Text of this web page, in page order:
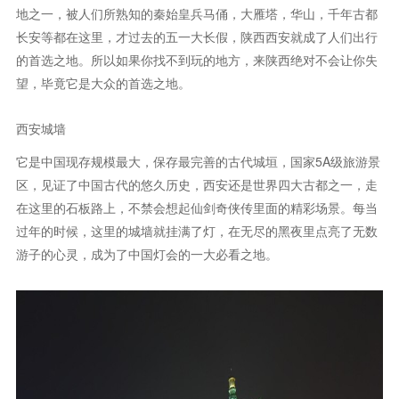
地之一，被人们所熟知的秦始皇兵马俑，大雁塔，华山，千年古都
长安等都在这里，才过去的五一大长假，陕西西安就成了人们出行
的首选之地。所以如果你找不到玩的地方，来陕西绝对不会让你失
望，毕竟它是大众的首选之地。
西安城墙
它是中国现存规模最大，保存最完善的古代城垣，国家5A级旅游景
区，见证了中国古代的悠久历史，西安还是世界四大古都之一，走
在这里的石板路上，不禁会想起仙剑奇侠传里面的精彩场景。每当
过年的时候，这里的城墙就挂满了灯，在无尽的黑夜里点亮了无数
游子的心灵，成为了中国灯会的一大必看之地。